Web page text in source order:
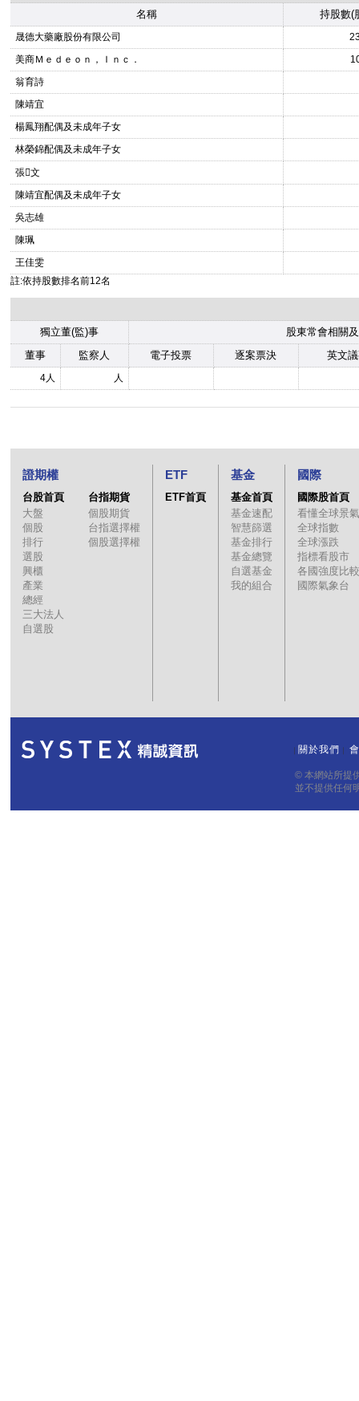
名稱 持股數(
晟德大藥廠股份有限公司
美商Ｍｅｄｅｏｎ，Ｉｎｃ．
翁育詩
陳靖宜
楊鳳翔配偶及未成年子女
林榮錦配偶及未成年子女
張文
陳靖宜配偶及未成年子女
吳志雄
陳珮
王佳雯
註:依持股數排名前12名
獨立董(監)事
股東常會相關
董事
監察人 電子投票 逐案票決 英文
4人 人
證期權
台股首頁
大盤
個股
排行
選股
興櫃
產業
總經
三大法人
自選股
台指期貨
個股期貨
台指選擇權
個股選擇權
ETF
ETF首頁
基金
基金首頁
基金速配
智慧篩選
基金排行
基金總覽
自選基金
我的組合
國際
國際股首頁
看懂全球景氣
全球指數
全球漲跌
指標看股市
各國強度比較
國際氣象台
關於我們
© 本網站所提
並不提供任何